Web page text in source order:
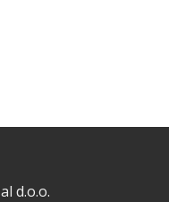
d.o.o.